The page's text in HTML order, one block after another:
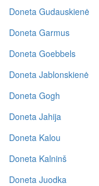
Doneta Gudauskienė
Doneta Garmus
Doneta Goebbels
Doneta Jablonskienė
Doneta Gogh
Doneta Jahija
Doneta Kalou
Doneta Kalninš
Doneta Juodka